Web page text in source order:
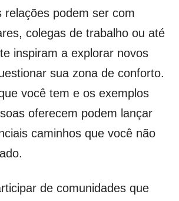
relações podem ser com
colegas de trabalho ou até
inspiram a explorar novos
sua zona de conforto.
você tem e os exemplos
oferecem podem lançar
caminhos que você não
de comunidades que